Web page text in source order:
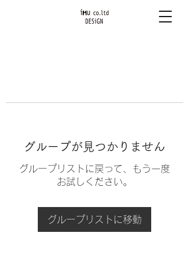
グループが見つかりません
グループリストに戻って、もう一度
お試しください。
グループリストに移動